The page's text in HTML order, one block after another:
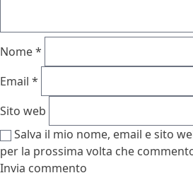
Nome*
Email *
Sito web
Salva il mio nome, email e sito
per la prossima volta che